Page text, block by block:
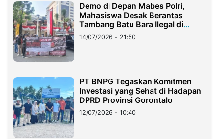
Demo di Depan Mabes Polri,
Mahasiswa Desak Berantas
Tambang Batu Bara Ilegal di
Lampung
14/07/2026 - 21:50
PT BNPG Tegaskan Komitmen
Investasi yang Sehat di Hadapan
DPRD Provinsi Gorontalo
12/07/2026 - 10:40